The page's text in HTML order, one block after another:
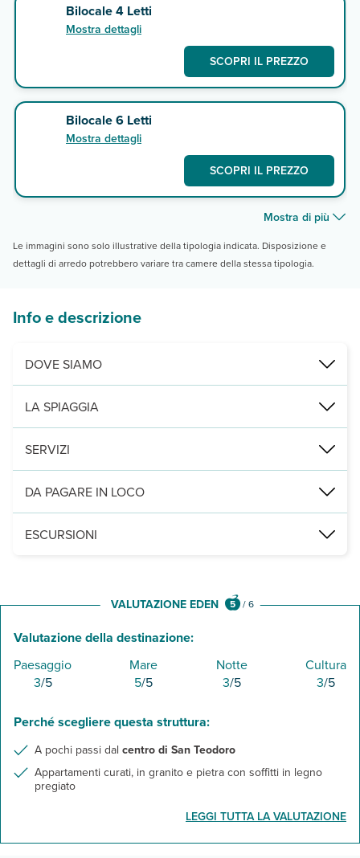
Bilocale 4 Letti
Mostra dettagli
SCOPRI IL PREZZO
Bilocale 6 Letti
Mostra dettagli
SCOPRI IL PREZZO
Mostra di più
Le immagini sono solo illustrative della tipologia indicata. Disposizione e
dettagli di arredo potrebbero variare tra camere della stessa tipologia.
Info e descrizione
DOVE SIAMO
In centro, a 650 m dalla spiaggia di Cala D’Ambra, a circa 1.800
LA SPIAGGIA
Cala d’Ambra, raggiungibile a piedi con un percorso di 650
SERVIZI
Reception aperta tutti i giorni 9.00-13.00 e 16.00-20.00 (in caso
DA PAGARE IN LOCO
Servizi obbligatori:
forfait servizi a persona al giorno, a partire
ESCURSIONI
Snorkeling a Tavolara e Molara
VALUTAZIONE EDEN 5 /6
Valutazione della destinazione:
Paesaggio
3/5
Mare
5/5
Notte
3/5
Cultura
3/5
Perché scegliere questa struttura:
A pochi passi dal centro di San Teodoro
Appartamenti curati, in granito e pietra con soffitti in legno
pregiato
LEGGI TUTTA LA VALUTAZIONE